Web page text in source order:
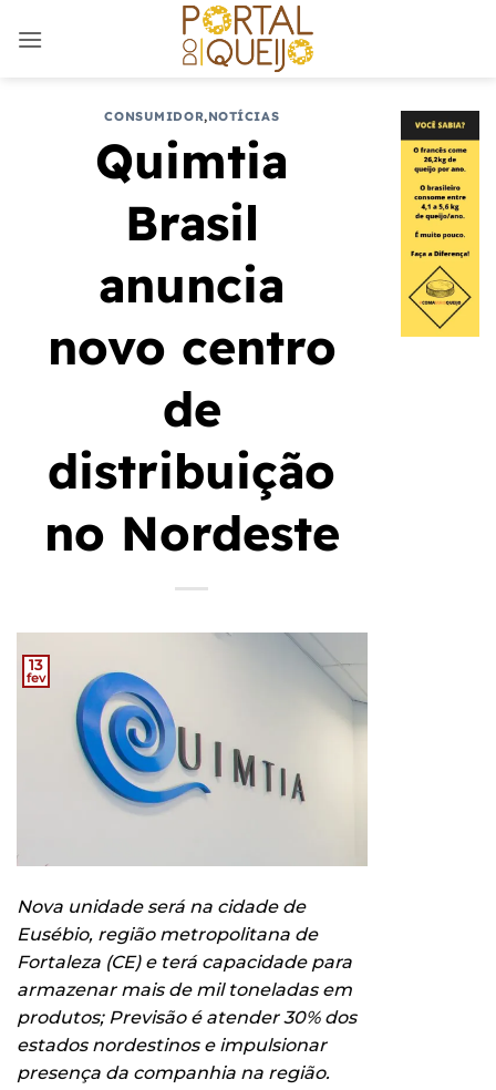
CONSUMIDOR,NOTÍCIAS
Quimtia
Brasil
anuncia
novo centro
de
distribuição
no Nordeste
13
fev
Nova unidade será na cidade de
Eusébio, região metropolitana de
Fortaleza (CE) e terá capacidade para
armazenar mais de mil toneladas em
produtos; Previsão é atender 30% dos
estados nordestinos e impulsionar
presença da companhia na região.